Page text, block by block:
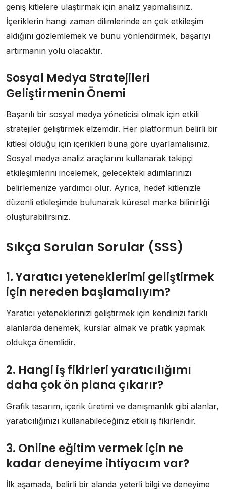
geniş kitlelere ulaştırmak için analiz yapmalısınız.
İçeriklerin hangi zaman dilimlerinde en çok etkileşim
aldığını gözlemlemek ve bunu yönlendirmek, başarıyı
artırmanın yolu olacaktır.
Sosyal Medya Stratejileri
Geliştirmenin Önemi
Başarılı bir sosyal medya yöneticisi olmak için etkili
stratejiler geliştirmek elzemdir. Her platformun belirli bir
kitlesi olduğu için içerikleri buna göre uyarlamalısınız.
Sosyal medya analiz araçlarını kullanarak takipçi
etkileşimlerini incelemek, gelecekteki adımlarınızı
belirlemenize yardımcı olur. Ayrıca, hedef kitlenizle
düzenli etkileşimde bulunarak küresel marka bilinirliği
oluşturabilirsiniz.
Sıkça Sorulan Sorular (SSS)
1. Yaratıcı yeteneklerimi geliştirmek
için nereden başlamalıyım?
Yaratıcı yeteneklerinizi geliştirmek için kendinizi farklı
alanlarda denemek, kurslar almak ve pratik yapmak
oldukça önemlidir.
2. Hangi iş fikirleri yaratıcılığımı
daha çok ön plana çıkarır?
Grafik tasarım, içerik üretimi ve danışmanlık gibi alanlar,
yaratıcılığınızı kullanabileceğiniz etkili iş fikirleridir.
3. Online eğitim vermek için ne
kadar deneyime ihtiyacım var?
İlk aşamada, belirli bir alanda yeterli bilgi ve deneyime